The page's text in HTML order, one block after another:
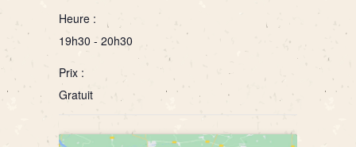
Heure :
19h30 - 20h30
Prix :
Gratuit